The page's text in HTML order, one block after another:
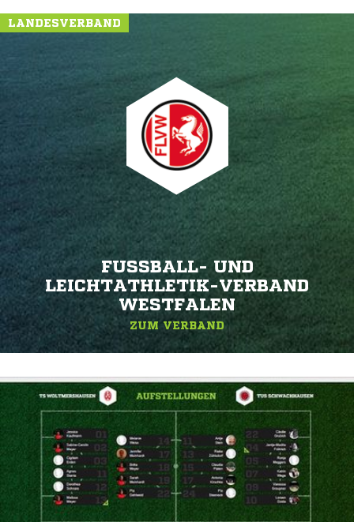
LANDESVERBAND
FUSSBALL- UND L
EICHTATHLETIK-VERBAND W
ESTFALEN
ZUM VERBAND